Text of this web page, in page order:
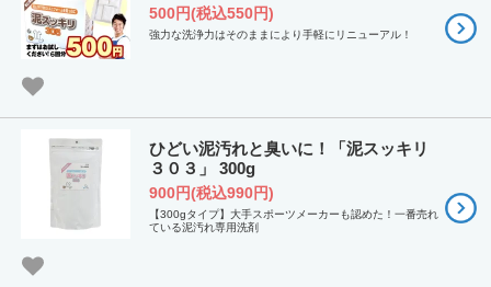
500円(税込550円)
強力な洗浄力はそのままにより手軽にリニューアル！
ひどい泥汚れと臭いに！「泥スッキリ
３０３」 300g
900円(税込990円)
【300gタイプ】大手スポーツメーカーも認めた！一番売れ
ている泥汚れ専用洗剤